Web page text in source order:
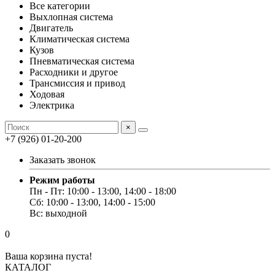
Все категории
Выхлопная система
Двигатель
Климатическая система
Кузов
Пневматическая система
Расходники и другое
Трансмиссия и привод
Ходовая
Электрика
×
+7 (926) 01-20-200
Заказать звонок
Режим работы
Пн - Пт: 10:00 - 13:00, 14:00 - 18:00
Сб: 10:00 - 13:00, 14:00 - 15:00
Вс: выходной
0
Ваша корзина пуста!
КАТАЛОГ